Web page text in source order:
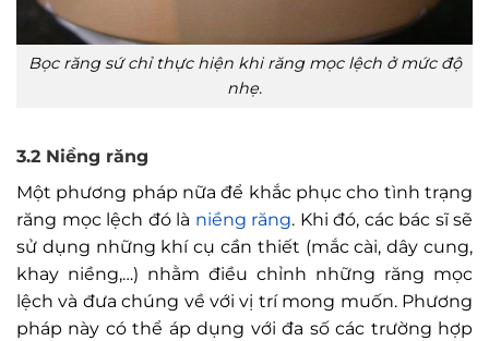
Bọc răng sứ chỉ thực hiện khi răng mọc lệch ở mức độ
nhẹ.
3.2 Niềng răng
Một phương pháp nữa để khắc phục cho tình trạng
răng mọc lệch đó là niềng răng. Khi đó, các bác sĩ sẽ
sử dụng những khí cụ cần thiết (mắc cài, dây cung,
khay niềng,…) nhằm điều chỉnh những răng mọc
lệch và đưa chúng về với vị trí mong muốn. Phương
pháp này có thể áp dụng với đa số các trường hợp